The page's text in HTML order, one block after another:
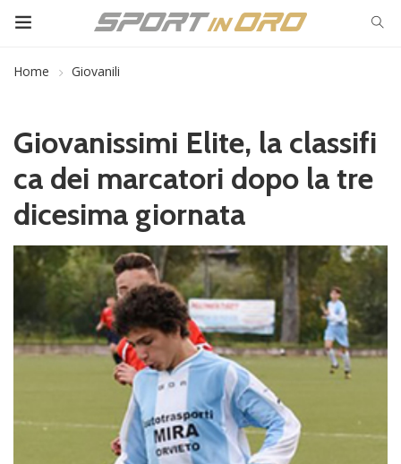
Home Giovanili
Giovanissimi Elite, la classifi
ca dei marcatori dopo la tre
dicesima giornata